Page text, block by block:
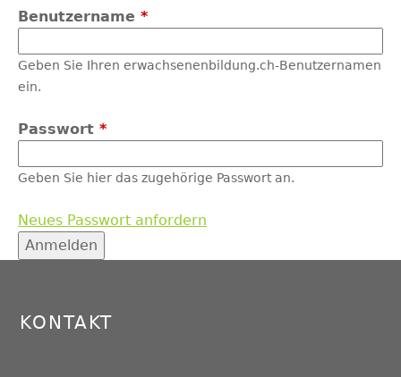
Benutzername *
Geben Sie Ihren erwachsenenbildung.ch-Benutzernamen
ein.
Passwort *
Geben Sie hier das zugehörige Passwort an.
Neues Passwort anfordern
Back
to
KONTAKT